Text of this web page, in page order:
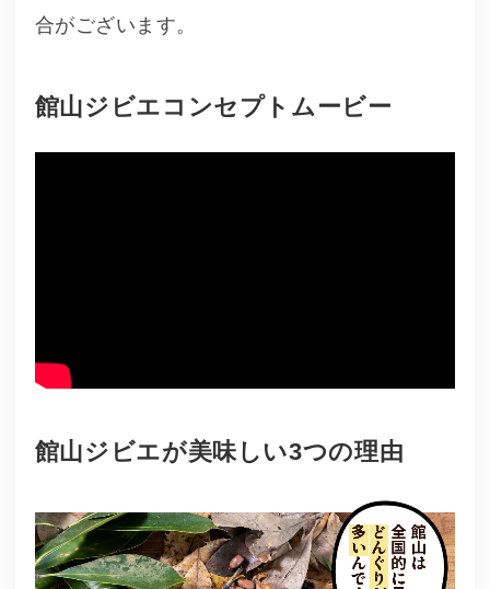
合がございます。
館山ジビエコンセプトムービー
館山ジビエが美味しい3つの理由